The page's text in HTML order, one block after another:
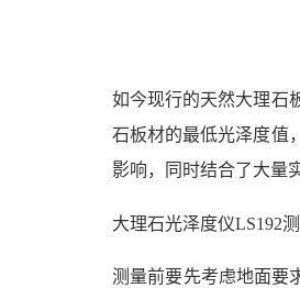
如今现行的天然大理石
石板材的最低光泽度值
影响，同时结合了大量
大理石光泽度仪LS192
测量前要先考虑地面要